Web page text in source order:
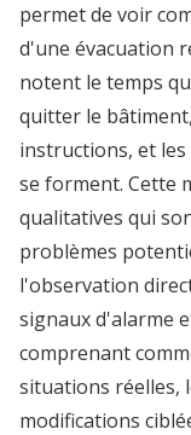
permet de voir
d'une évacuation
notent le temps
quitter le
instructions, et
se forment. Cette
qualitatives qui
problèmes
l'observation
signaux d'alarme
comprenant
situations réelles,
modifications